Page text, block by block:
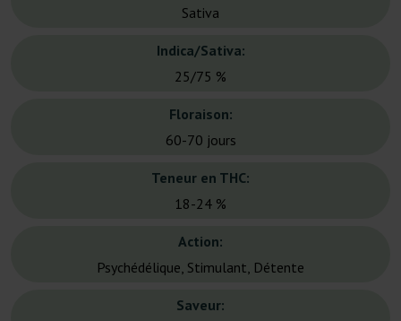
Sativa
Indica/Sativa:
25/75 %
Floraison:
60-70 jours
Teneur en THC:
18-24 %
Action:
Psychédélique, Stimulant, Détente
Saveur: